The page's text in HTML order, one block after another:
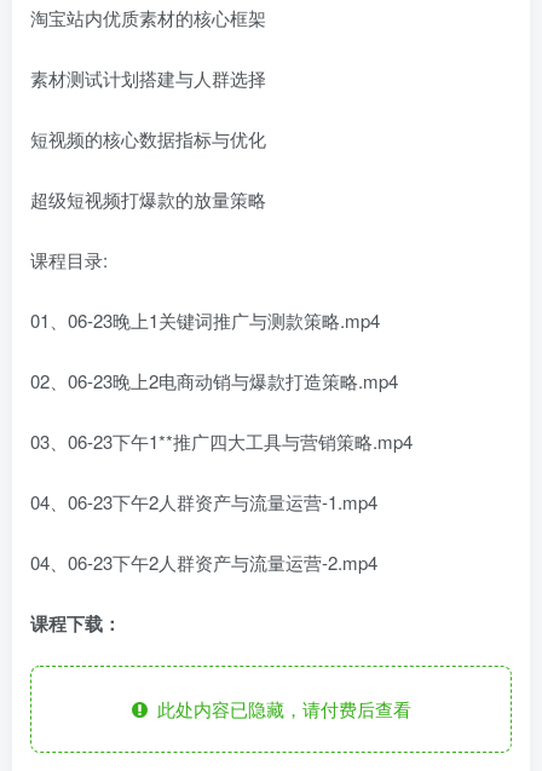
淘宝站内优质素材的核心框架
素材测试计划搭建与人群选择
短视频的核心数据指标与优化
超级短视频打爆款的放量策略
课程目录:
01、06-23晚上1关键词推广与测款策略.mp4
02、06-23晚上2电商动销与爆款打造策略.mp4
03、06-23下午1**推广四大工具与营销策略.mp4
04、06-23下午2人群资产与流量运营-1.mp4
04、06-23下午2人群资产与流量运营-2.mp4
课程下载：
此处内容已隐藏，请付费后查看